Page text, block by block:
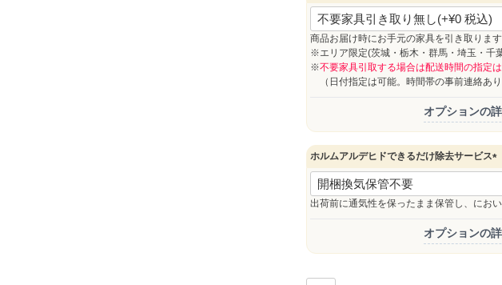
(
必
須
商品お届け時にお手元の家具を引き取ります
※エリア限定(茨城・栃木・群馬・埼玉・千
※不要家具引取する場合は配送時間の指定
（日付指定は可能。時間帯の事前連絡あり
オプションの
ホルムアルデヒドできるだけ除去サービス
(
須
出荷前に通気性を保ったまま保管し、にお
オプションの